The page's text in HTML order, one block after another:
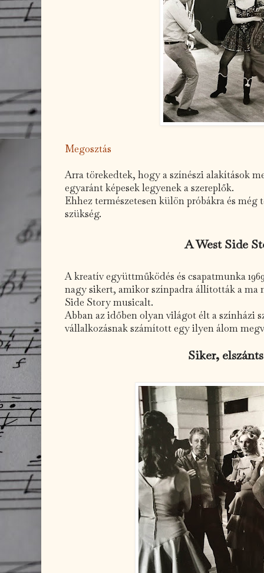
Megosztás
Arra törekedtek, hogy a színészi alakítások
egyaránt képesek legyenek a szereplők.
Ehhez természetesen külön próbákra és
szükség.
A West Side
A kreatív együttműködés és csapatmunka
nagy sikert, amikor színpadra állították a ma
Side Story musicalt.
Abban az időben olyan világot élt a színházi
vállalkozásnak számított egy ilyen álom
Siker,